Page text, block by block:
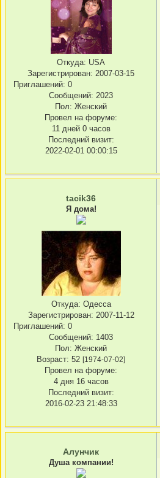
Откуда: USA
Зарегистрирован: 2007-03-15
Приглашений: 0
Сообщений: 2023
Пол: Женский
Провел на форуме:
11 дней 0 часов
Последний визит:
2022-02-01 00:00:15
tacik36
Я дома!
Откуда: Одесса
Зарегистрирован: 2007-11-12
Приглашений: 0
Сообщений: 1403
Пол: Женский
Возраст: 52 [1974-07-02]
Провел на форуме:
4 дня 16 часов
Последний визит:
2016-02-23 21:48:33
Алунчик
Душа компании!